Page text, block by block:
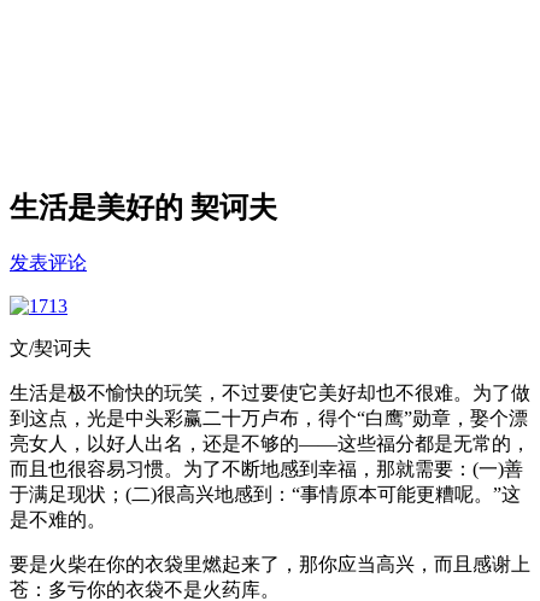
生活是美好的 契诃夫
发表评论
文/契诃夫
生活是极不愉快的玩笑，不过要使它美好却也不很难。为了做
到这点，光是中头彩赢二十万卢布，得个“白鹰”勋章，娶个漂
亮女人，以好人出名，还是不够的——这些福分都是无常的，
而且也很容易习惯。为了不断地感到幸福，那就需要：(一)善
于满足现状；(二)很高兴地感到：“事情原本可能更糟呢。”这
是不难的。
要是火柴在你的衣袋里燃起来了，那你应当高兴，而且感谢上
苍：多亏你的衣袋不是火药库。